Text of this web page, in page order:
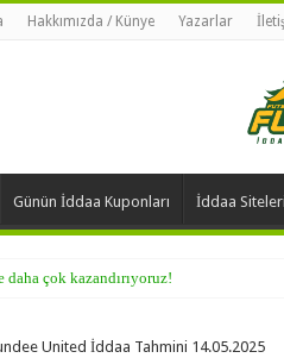
Hakkımızda / Künye Yazarlar
Günün İddaa Kuponları İddaa Siteleri
çok kazandırıyoruz!
United İddaa Tahmini 14.05.2025